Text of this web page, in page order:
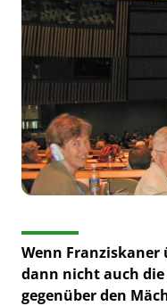
Wenn
dann nicht auch
gegenüber den